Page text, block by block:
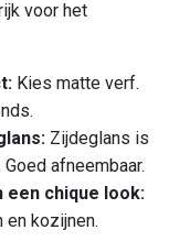
voor het
Kies matte verf.
Zijdeglans is
afneembaar.
een chique look:
kozijnen.